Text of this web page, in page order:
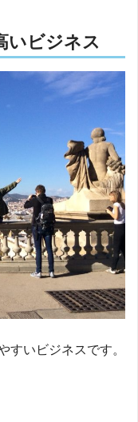
いビジネス
すいビジネスです。